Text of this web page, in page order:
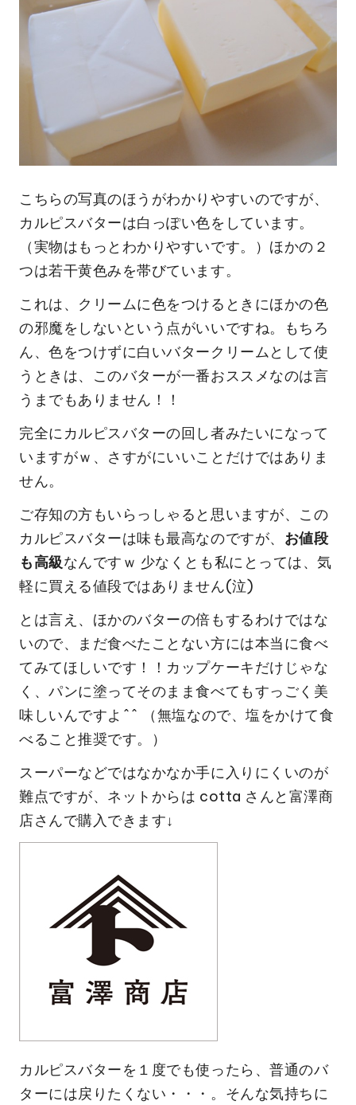
こちらの写真のほうがわかりやすいのですが、
カルピスバターは白っぽい色をしています。
（実物はもっとわかりやすいです。）ほかの２
つは若干黄色みを帯びています。
これは、クリームに色をつけるときにほかの色
の邪魔をしないという点がいいですね。もちろ
ん、色をつけずに白いバタークリームとして使
うときは、このバターが一番おススメなのは言
うまでもありません！！
完全にカルピスバターの回し者みたいになって
いますがｗ、さすがにいいことだけではありま
せん。
ご存知の方もいらっしゃると思いますが、この
カルピスバターは味も最高なのですが、 お値段
も高級なんですｗ 少なくとも私にとっては、気
軽に買える値段ではありません(泣)
とは言え、ほかのバターの倍もするわけではな
いので、まだ食べたことない方には本当に食べ
てみてほしいです！！カップケーキだけじゃな
く、パンに塗ってそのまま食べてもすっごく美
味しいんですよ^^ （無塩なので、塩をかけて食
べること推奨です。）
スーパーなどではなかなか手に入りにくいのが
難点ですが、ネットからは cotta さんと富澤商
店さんで購入できます↓
カルピスバターを１度でも使ったら、普通のバ
ターには戻りたくない・・・。そんな気持ちに